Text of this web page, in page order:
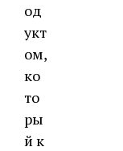
од
укт
ом,
ко
то
ры
й к